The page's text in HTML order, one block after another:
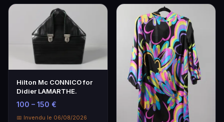
Hilton Mc CONNICO for
Didier LAMARTHE.
100 – 150 €
📅 Invendu le 06/08/2026